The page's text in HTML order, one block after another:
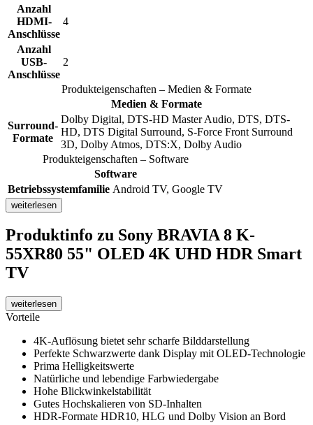
Anzahl
HDMI-
Anschlüsse
4
Anzahl
USB-
Anschlüsse
2
Produkteigenschaften – Medien & Formate
Medien & Formate
Surround-
Formate
Dolby Digital, DTS-HD Master Audio, DTS, DTS-
HD, DTS Digital Surround, S-Force Front Surround
3D, Dolby Atmos, DTS:X, Dolby Audio
Produkteigenschaften – Software
Software
Betriebssystemfamilie Android TV, Google TV
weiterlesen
Produktinfo zu Sony BRAVIA 8 K-
55XR80 55" OLED 4K UHD HDR Smart
TV
weiterlesen
Vorteile
4K-Auflösung bietet sehr scharfe Bilddarstellung
Perfekte Schwarzwerte dank Display mit OLED-Technologie
Prima Helligkeitswerte
Natürliche und lebendige Farbwiedergabe
Hohe Blickwinkelstabilität
Gutes Hochskalieren von SD-Inhalten
HDR-Formate HDR10, HLG und Dolby Vision an Bord